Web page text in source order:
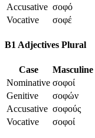
Accusative σοφό
Vocative
σοφέ
B1 Adjectives Plural
Case Masculine
Nominative σοφοί
Genitive
σοφών
Accusative σοφούς
Vocative
σοφοί